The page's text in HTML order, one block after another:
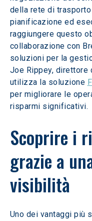
della rete di
pianificazione ed
raggiungere questo
collaborazione con
soluzioni per la
Joe Rippey, direttore
utilizza la soluzione
per migliorare le
risparmi significativi.
Scoprire i
grazie a
visibilità
Uno dei vantaggi più